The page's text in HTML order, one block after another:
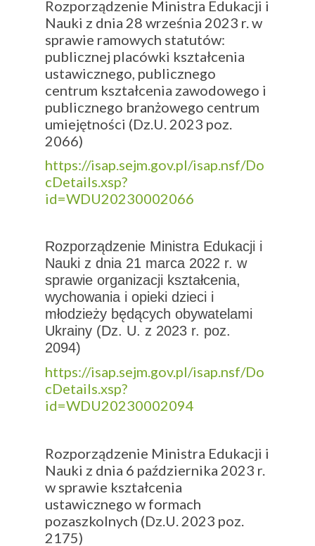
Rozporządzenie Ministra Edukacji i
Nauki z dnia 28 września 2023 r. w
sprawie ramowych statutów:
publicznej placówki kształcenia
ustawicznego, publicznego
centrum kształcenia zawodowego i
publicznego branżowego centrum
umiejętności (Dz.U. 2023 poz.
2066)
https://isap.sejm.gov.pl/isap.nsf/Do
cDetails.xsp?
id=WDU20230002066
Rozporządzenie Ministra Edukacji i
Nauki z dnia 21 marca 2022 r. w
sprawie organizacji kształcenia,
wychowania i opieki dzieci i
młodzieży będących obywatelami
Ukrainy (Dz. U. z 2023 r. poz.
2094)
https://isap.sejm.gov.pl/isap.nsf/Do
cDetails.xsp?
id=WDU20230002094
Rozporządzenie Ministra Edukacji i
Nauki z dnia 6 października 2023 r.
w sprawie kształcenia
ustawicznego w formach
pozaszkolnych (Dz.U. 2023 poz.
2175)